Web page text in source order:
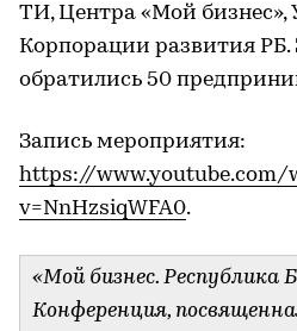
ТИ, Центра «Мой бизнес»,
Корпорации развития РБ.
обратились 50
Запись мероприятия:
https://www.youtube.com/
v=NnHzsiqWFA0.
«Мой бизнес.
Конференция,